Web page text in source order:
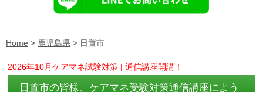
Home > 鹿児島県 > 日置市
2026年10月ケアマネ試験対策 | 通信講座開講！
日置市の皆様、ケアマネ受験対策通信講座によう